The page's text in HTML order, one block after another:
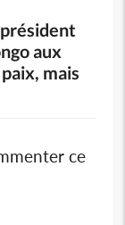
aux
mais
ce